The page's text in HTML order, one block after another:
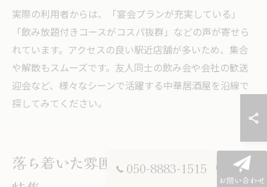
実際の利用者からは、「宴会プランが充実している」
「飲み放題付きコースがコスパ抜群」などの声が寄せら
れています。アクセスの良い駅近店舗が多いため、集合
や解散もスムーズです。友人同士の飲み会や会社の歓送
迎会など、様々なシーンで活躍する中華居酒屋を沿線で
探してみてください。
落ち着いた雰囲気が魅力の中華居酒屋
050-8883-1515
お問い合わせ